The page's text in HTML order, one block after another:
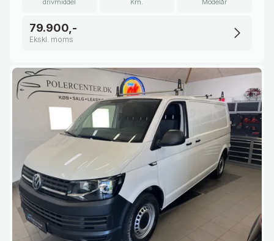
79.900,-
Ekskl. moms